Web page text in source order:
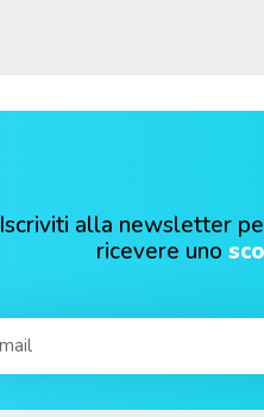
Iscriviti alla newsletter
ricevere uno